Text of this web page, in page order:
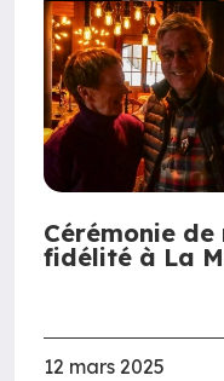
Cérémonie
fidélité à La
12 mars 2025